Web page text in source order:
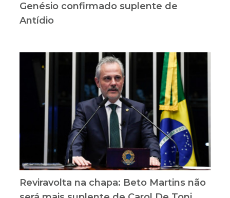
Genésio confirmado suplente de
Antídio
Reviravolta na chapa: Beto Martins não